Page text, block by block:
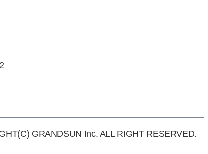
GRANDSUN Inc. ALL RIGHT RESERVED.